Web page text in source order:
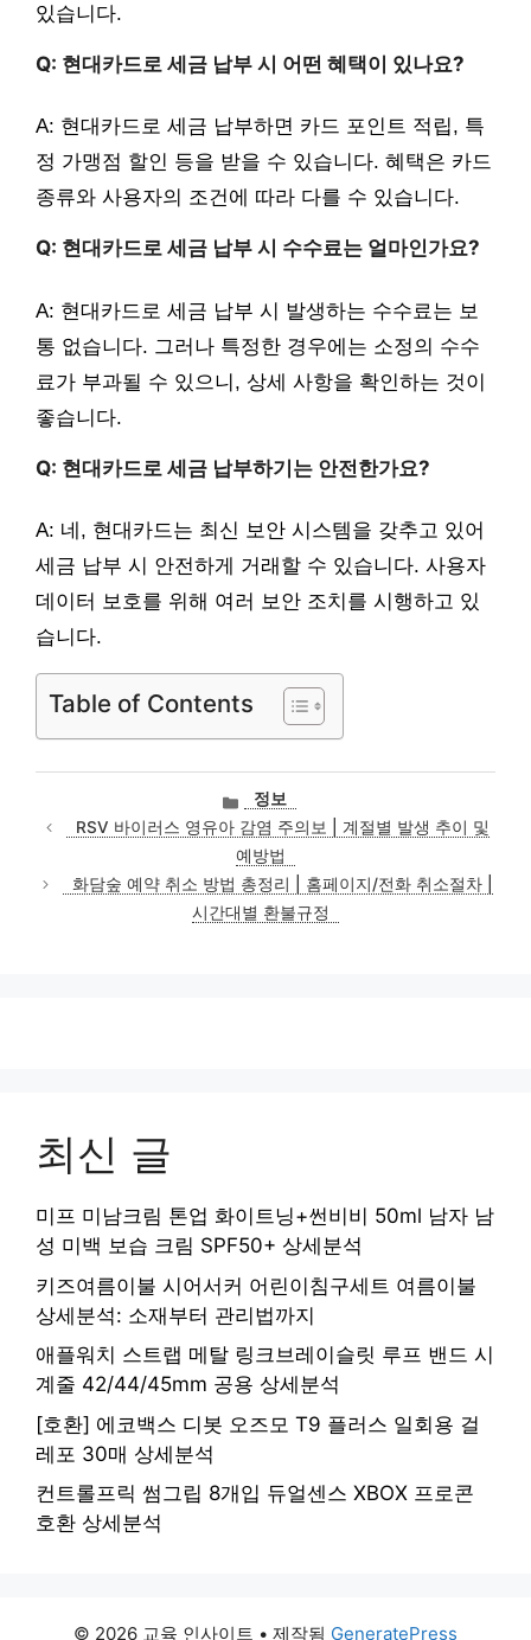
있습니다.
Q: 현대카드로 세금 납부 시 어떤 혜택이 있나요?
A: 현대카드로 세금 납부하면 카드 포인트 적립, 특
정 가맹점 할인 등을 받을 수 있습니다. 혜택은 카드
종류와 사용자의 조건에 따라 다를 수 있습니다.
Q: 현대카드로 세금 납부 시 수수료는 얼마인가요?
A: 현대카드로 세금 납부 시 발생하는 수수료는 보
통 없습니다. 그러나 특정한 경우에는 소정의 수수
료가 부과될 수 있으니, 상세 사항을 확인하는 것이
좋습니다.
Q: 현대카드로 세금 납부하기는 안전한가요?
A: 네, 현대카드는 최신 보안 시스템을 갖추고 있어
세금 납부 시 안전하게 거래할 수 있습니다. 사용자
데이터 보호를 위해 여러 보안 조치를 시행하고 있
습니다.
Table of Contents
카
테
고
리
정보
RSV 바이러스 영유아 감염 주의보 | 계절별 발생 추이 및
예방법
화담숲 예약 취소 방법 총정리 | 홈페이지/전화 취소절차 |
시간대별 환불규정
최신 글
미프 미남크림 톤업 화이트닝+썬비비 50ml 남자 남
성 미백 보습 크림 SPF50+ 상세분석
키즈여름이불 시어서커 어린이침구세트 여름이불
상세분석: 소재부터 관리법까지
애플워치 스트랩 메탈 링크브레이슬릿 루프 밴드 시
계줄 42/44/45mm 공용 상세분석
[호환] 에코백스 디봇 오즈모 T9 플러스 일회용 걸
레포 30매 상세분석
컨트롤프릭 썸그립 8개입 듀얼센스 XBOX 프로콘
호환 상세분석
© 2026 교육 인사이트 • 제작됨 GeneratePress